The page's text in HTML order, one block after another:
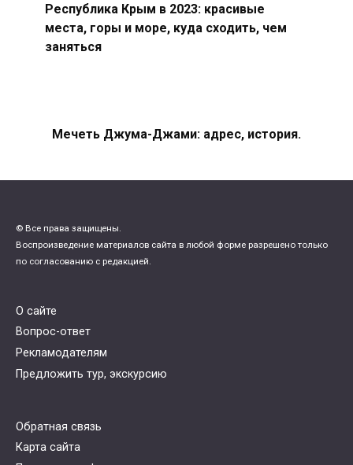
Республика Крым в 2023: красивые
места, горы и море, куда сходить, чем
заняться
Мечеть Джума-Джами: адрес, история.
© Все права защищены.
Воспроизведение материалов сайта в любой форме разрешено только
по согласованию с редакцией.
О сайте
Вопрос-ответ
Рекламодателям
Предложить тур, экскурсию
Обратная связь
Карта сайта